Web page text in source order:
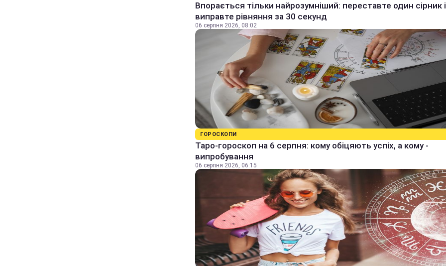
Впорається тільки найрозумніший: переставте один сірник і
виправте рівняння за 30 секунд
06 серпня 2026, 08:02
ГОРОСКОПИ
Таро-гороскоп на 6 серпня: кому обіцяють успіх, а кому -
випробування
06 серпня 2026, 06:15